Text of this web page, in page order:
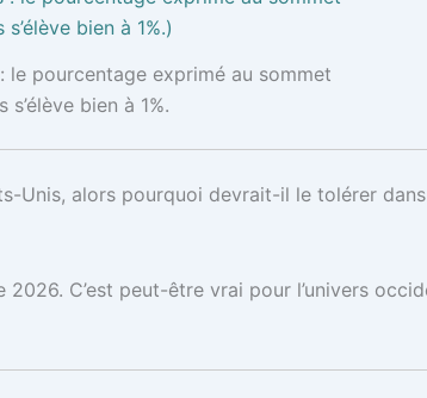
le pourcentage exprimé au sommet
s’élève bien à 1%.
Unis, alors pourquoi devrait-il le tolérer
C’est peut-être vrai pour l’univers